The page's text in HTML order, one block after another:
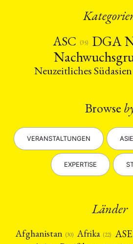
ASC
(35) DGA
Neuzeitliches Südasien
Browse
VERANSTALTUNGEN
EXPERTISE
Länder
Afghanistan (30) Afrika (22)